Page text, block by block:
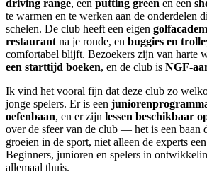
driving range, een putting green en een
te warmen en te werken aan de onderdelen
schelen. De club heeft een eigen
restaurant na je ronde, en buggies en
comfortabel blijft. Bezoekers zijn van harte
een starttijd boeken, en de club is NGF-
Ik vind het vooral fijn dat deze club zo
jonge spelers. Er is een
oefenbaan, en er zijn lessen beschikbaar
over de sfeer van de club — het is een baan
groeien in de sport, niet alleen de experts
Beginners, junioren en spelers in
allemaal thuis.